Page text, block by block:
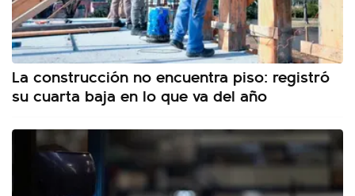
La construcción no encuentra piso: registró
su cuarta baja en lo que va del año